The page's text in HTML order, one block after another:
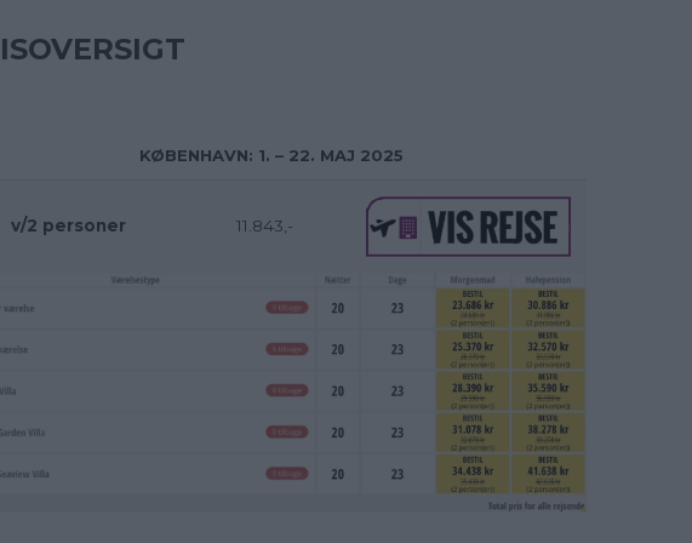
KØBENHAVN: 1. – 22. MAJ 2025
v/2 personer 11.843,-